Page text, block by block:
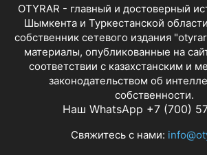
OTYRAR - главный и достоверный
Шымкента и Туркестанской
собственник сетевого издания
материалы, опубликованные на
соответствии с казахстанским и
законодательством об
собственности.
Наш WhatsApp +7 (700)
Свяжитесь с нами: